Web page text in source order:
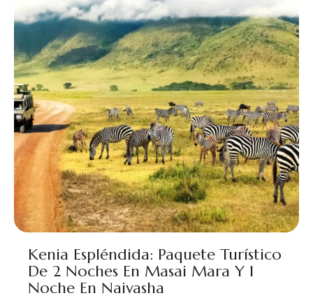
Kenia Espléndida: Paquete Turístico
De 2 Noches En Masai Mara Y 1
Noche En Naivasha